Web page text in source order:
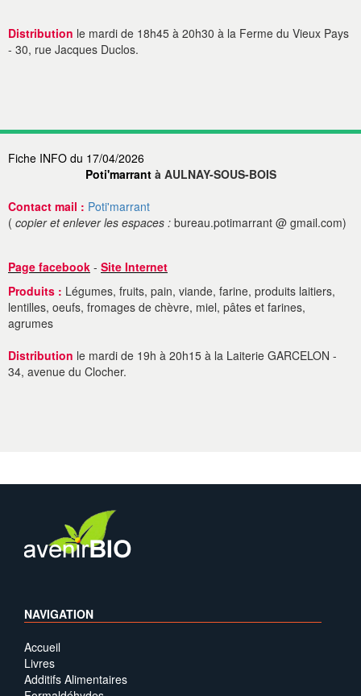
Distribution le mardi de 18h45 à 20h30 à la Ferme du Vieux Pays
- 30, rue Jacques Duclos.
Fiche INFO du 17/04/2026
Poti'marrantà AULNAY-SOUS-BOIS
Contact mail : Poti'marrant
( copier et enlever les espaces : bureau.potimarrant @ gmail.com)
Page facebook - Site Internet
Produits : Légumes, fruits, pain, viande, farine, produits laitiers,
lentilles, oeufs, fromages de chèvre, miel, pâtes et farines,
agrumes
Distribution le mardi de 19h à 20h15 à la Laiterie GARCELON -
34, avenue du Clocher.
NAVIGATION
Accueil
Livres
Additifs Alimentaires